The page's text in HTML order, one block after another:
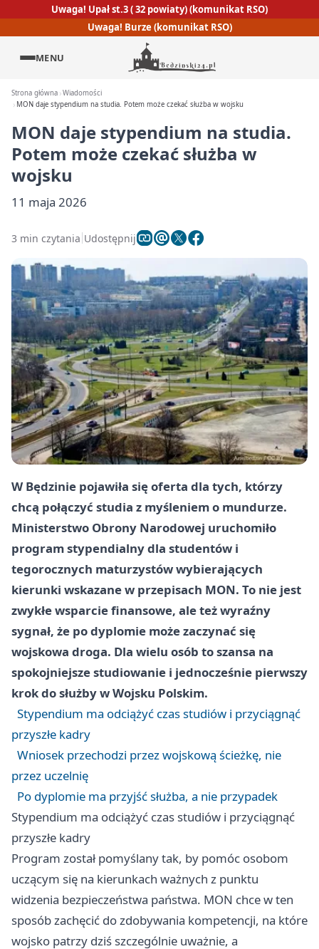
Uwaga! Upał st.3 ( 32 powiaty) (komunikat RSO)
Uwaga! Burze (komunikat RSO)
MENU
Strona główna Wiadomości
MON daje stypendium na studia. Potem może czekać służba w wojsku
MON daje stypendium na studia.
Potem może czekać służba w
wojsku
11 maja 2026
3 min czytania Udostępnij
W Będzinie pojawiła się oferta dla tych, którzy
chcą połączyć studia z myśleniem o mundurze.
Ministerstwo Obrony Narodowej uruchomiło
program stypendialny dla studentów i
tegorocznych maturzystów wybierających
kierunki wskazane w przepisach MON. To nie jest
zwykłe wsparcie finansowe, ale też wyraźny
sygnał, że po dyplomie może zaczynać się
wojskowa droga. Dla wielu osób to szansa na
spokojniejsze studiowanie i jednocześnie pierwszy
krok do służby w Wojsku Polskim.
Stypendium ma odciążyć czas studiów i przyciągnąć
przyszłe kadry
Wniosek przechodzi przez wojskową ścieżkę, nie
przez uczelnię
Po dyplomie ma przyjść służba, a nie przypadek
Stypendium ma odciążyć czas studiów i przyciągnąć
przyszłe kadry
Program został pomyślany tak, by pomóc osobom
uczącym się na kierunkach ważnych z punktu
widzenia bezpieczeństwa państwa. MON chce w ten
sposób zachęcić do zdobywania kompetencji, na które
wojsko patrzy dziś szczególnie uważnie, a